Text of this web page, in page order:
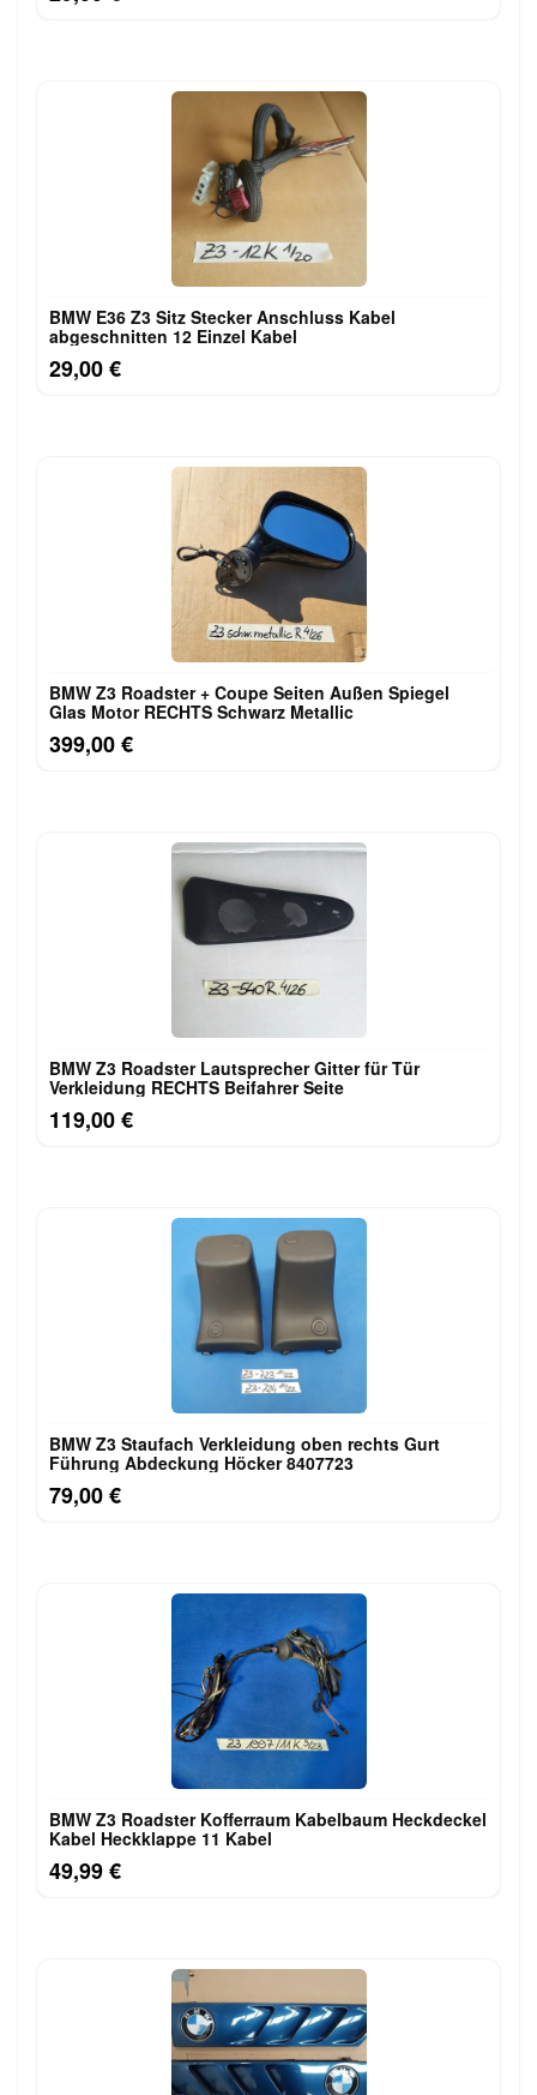
BMW E36 Z3 Sitz Stecker Anschluss Kabel
abgeschnitten 12 Einzel Kabel
29,00 €
BMW Z3 Roadster + Coupe Seiten Außen Spiegel
Glas Motor RECHTS Schwarz Metallic
399,00 €
BMW Z3 Roadster Lautsprecher Gitter für Tür
Verkleidung RECHTS Beifahrer Seite
119,00 €
BMW Z3 Staufach Verkleidung oben rechts Gurt
Führung Abdeckung Höcker 8407723
79,00 €
BMW Z3 Roadster Kofferraum Kabelbaum Heckdeckel
Kabel Heckklappe 11 Kabel
49,99 €